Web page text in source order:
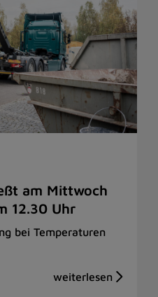
am Mittwoch
12.30 Uhr
bei Temperaturen